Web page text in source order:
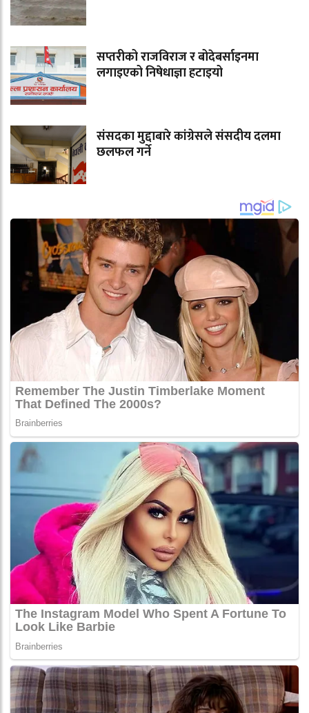
सप्तरीको राजविराज र बोदेबर्साइनमा
लगाइएको निषेधाज्ञा हटाइयो
संसदका मुद्दाबारे कांग्रेसले संसदीय दलमा
छलफल गर्ने